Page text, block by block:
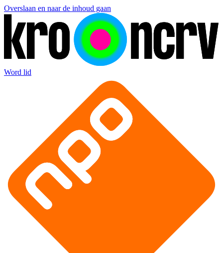
Overslaan en naar de inhoud gaan
Word lid